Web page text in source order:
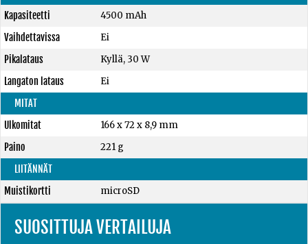
Kapasiteetti
4500 mAh
Vaihdettavissa
Ei
Pikalataus
Kyllä, 30 W
Langaton lataus
Ei
MITAT
Ulkomitat
166 x 72 x 8,9 mm
Paino
221 g
LIITÄNNÄT
Muistikortti
microSD
SUOSITTUJA VERTAILUJA